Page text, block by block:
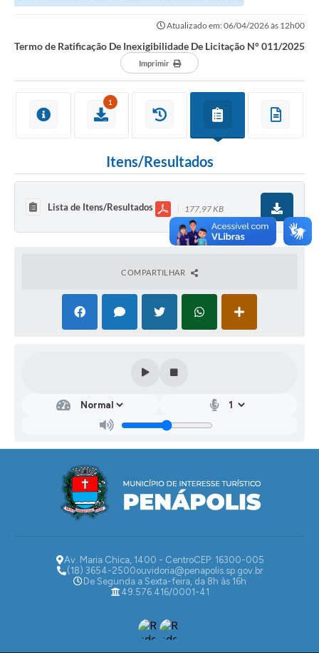
Atualizado em: 06/04/2026 às 12h00
Termo de Ratificação De Inexigibilidade De Licitação N° 011/2025
Imprimir
1
Itens/Resultados
Lista de Itens/Resultados 177,97 KB
COMPARTILHAR
Av. Maria Chica, 1400 - CentroCEP: 16300-005
(18) 3654-2500ouvidoria@penapolis.sp.gov.br
De Segunda a Sexta-feira, da 8h às 16h
49.576.416/0001-41